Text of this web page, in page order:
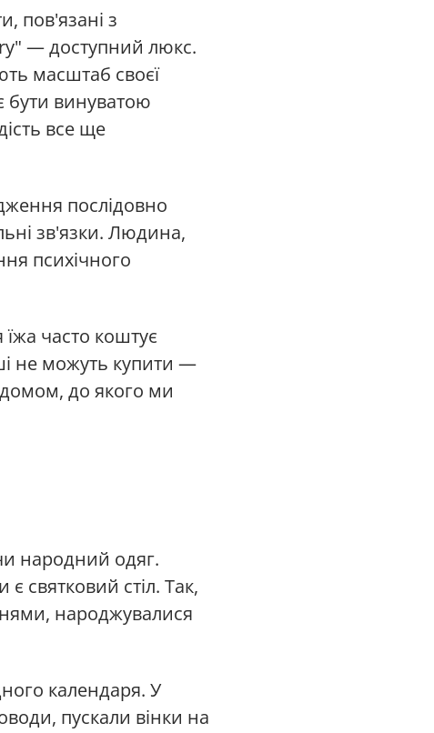
пов'язані з
— доступний люкс.
масштаб своєї
бути винуватою
все ще
послідовно
зв'язки. Людина,
психічного
часто коштує
не можуть купити —
до якого ми
народний одяг.
святковий стіл. Так,
народжувалися
календаря. У
пускали вінки на